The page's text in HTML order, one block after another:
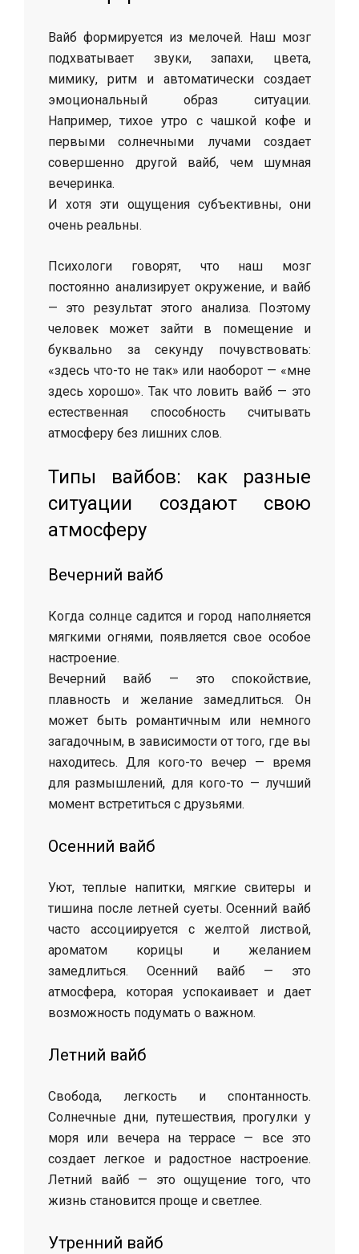
Вайб формируется из мелочей. Наш мозг
подхватывает звуки, запахи, цвета,
мимику, ритм и автоматически создает
эмоциональный образ ситуации.
Например, тихое утро с чашкой кофе и
первыми солнечными лучами создает
совершенно другой вайб, чем шумная
вечеринка.
И хотя эти ощущения субъективны, они
очень реальны.
Психологи говорят, что наш мозг
постоянно анализирует окружение, и вайб
— это результат этого анализа. Поэтому
человек может зайти в помещение и
буквально за секунду почувствовать:
«здесь что-то не так» или наоборот — «мне
здесь хорошо». Так что ловить вайб — это
естественная способность считывать
атмосферу без лишних слов.
Типы вайбов: как разные
ситуации создают свою
атмосферу
Вечерний вайб
Когда солнце садится и город наполняется
мягкими огнями, появляется свое особое
настроение.
Вечерний вайб — это спокойствие,
плавность и желание замедлиться. Он
может быть романтичным или немного
загадочным, в зависимости от того, где вы
находитесь. Для кого-то вечер — время
для размышлений, для кого-то — лучший
момент встретиться с друзьями.
Осенний вайб
Уют, теплые напитки, мягкие свитеры и
тишина после летней суеты. Осенний вайб
часто ассоциируется с желтой листвой,
ароматом корицы и желанием
замедлиться. Осенний вайб — это
атмосфера, которая успокаивает и дает
возможность подумать о важном.
Летний вайб
Свобода, легкость и спонтанность.
Солнечные дни, путешествия, прогулки у
моря или вечера на террасе — все это
создает легкое и радостное настроение.
Летний вайб — это ощущение того, что
жизнь становится проще и светлее.
Утренний вайб